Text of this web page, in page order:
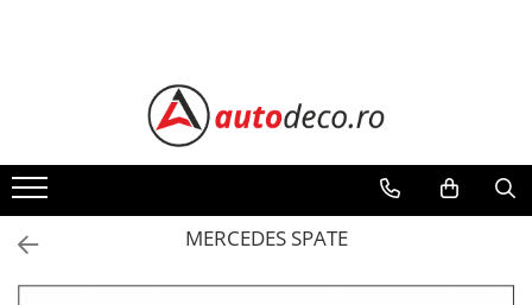
ALFA ROMEO
BMW
CHEVROLET
MERCEDES SPATE